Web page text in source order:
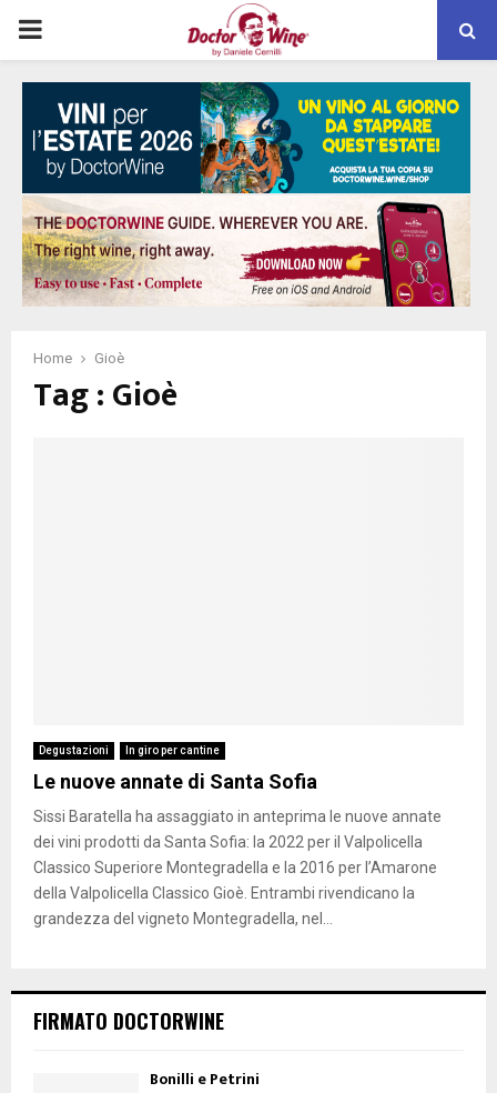
PRIMARY
MENU
Home Gioè
Tag : Gioè
Degustazioni In giro per cantine
Le nuove annate di Santa Sofia
Sissi Baratella ha assaggiato in anteprima le nuove annate
dei vini prodotti da Santa Sofia: la 2022 per il Valpolicella
Classico Superiore Montegradella e la 2016 per l’Amarone
della Valpolicella Classico Gioè. Entrambi rivendicano la
grandezza del vigneto Montegradella, nel...
FIRMATO DOCTORWINE
Bonilli e Petrini